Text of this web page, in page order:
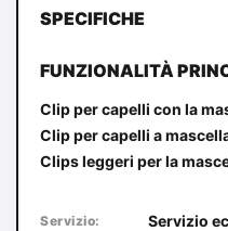
SPECIFICHE
FUNZIONALITÀ
Clip per capelli con la
Clip per capelli a
Clips leggeri per la
Servizio: Servizio